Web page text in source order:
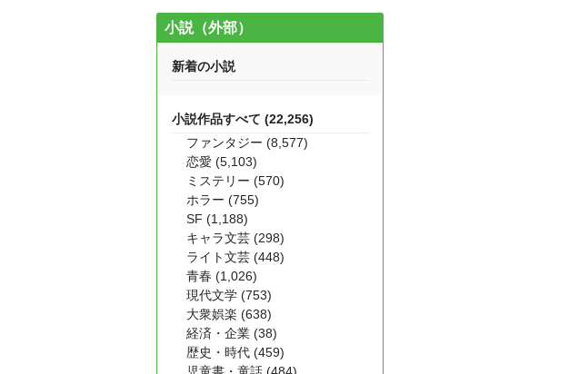
小説（外部）
新着の小説
小説作品すべて (22,256)
ファンタジー (8,577)
恋愛 (5,103)
ミステリー (570)
ホラー (755)
SF (1,188)
キャラ文芸 (298)
ライト文芸 (448)
青春 (1,026)
現代文学 (753)
大衆娯楽 (638)
経済・企業 (38)
歴史・時代 (459)